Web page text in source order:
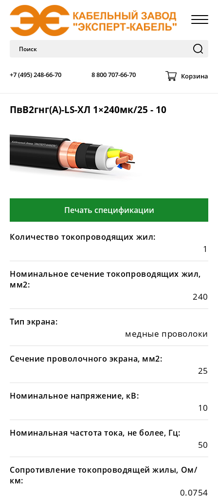
+7 (495) 248-66-70 8 800 707-66-70 Корзина
ПвВ2гнг(А)-LS-ХЛ 1×240мк/25 - 10
Печать спецификации
Количество токопроводящих жил:
1
Номинальное сечение токопроводящих жил,
мм2:
240
Тип экрана:
медные проволоки
Сечение проволочного экрана, мм2:
25
Номинальное напряжение, кВ:
10
Номинальная частота тока, не более, Гц:
50
Сопротивление токопроводящей жилы, Ом/
км:
0.0754